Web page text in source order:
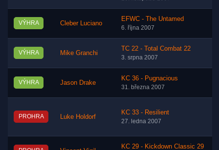
VÝHRA Cleber Luciano
EFWC - The Untamed
6. října 2007
VÝHRA Mike Granchi
TC 22 - Total Combat 22
3. srpna 2007
VÝHRA Jason Drake
KC 36 - Pugnacious
31. března 2007
PROHRA Luke Holdorf
KC 33 - Resilient
27. ledna 2007
KC 29 - Kickdown Classic 29